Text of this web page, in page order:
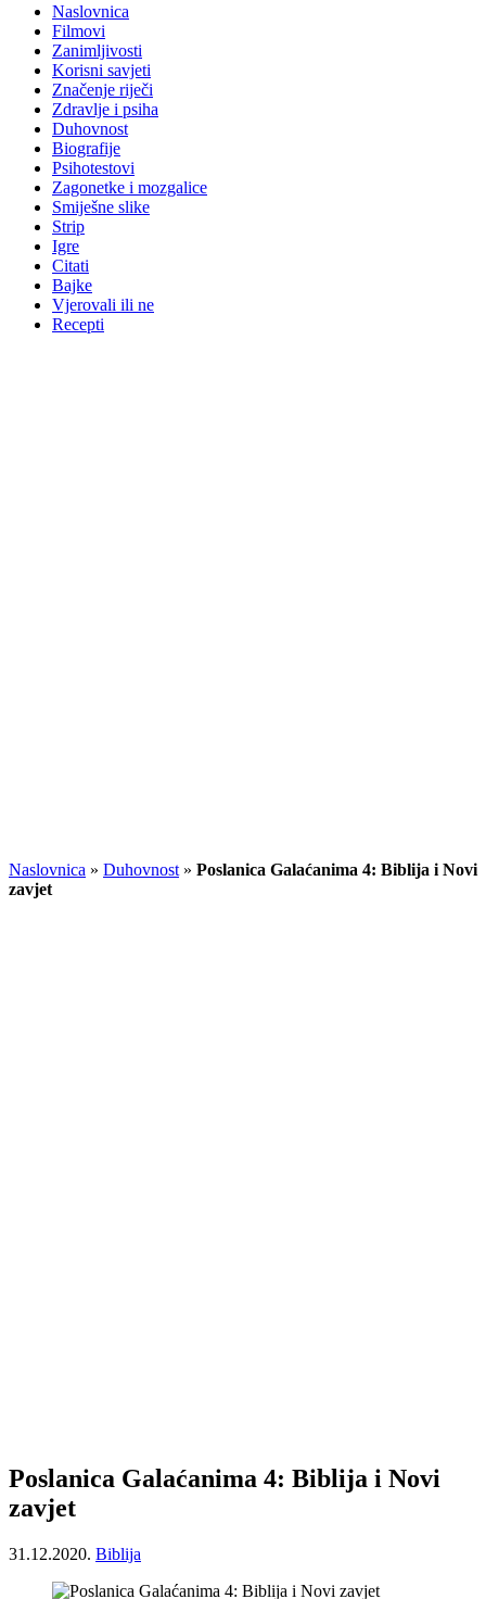
Naslovnica
Filmovi
Zanimljivosti
Korisni savjeti
Značenje riječi
Zdravlje i psiha
Duhovnost
Biografije
Psihotestovi
Zagonetke i mozgalice
Smiješne slike
Strip
Igre
Citati
Bajke
Vjerovali ili ne
Recepti
Naslovnica » Duhovnost » Poslanica Galaćanima 4: Biblija i Novi
zavjet
Poslanica Galaćanima 4: Biblija i Novi
zavjet
31.12.2020. Biblija